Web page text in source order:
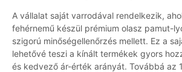
A vállalat saját varrodával rendelkezik,
fehérnemű készül prémium olasz pamut-
szigorú minőségellenőrzés mellett. Ez a
lehetővé teszi a kínált termékek gyors
és kedvező ár-érték arányát. Továbbá az